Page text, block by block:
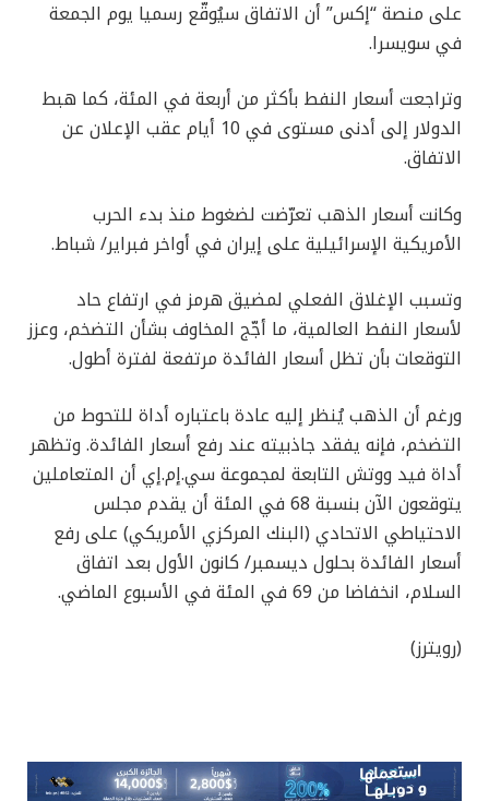
على منصة “إكس” أن الاتفاق سيُوقّع رسميا يوم الجمعة
في سويسرا.
وتراجعت أسعار النفط بأكثر من أربعة في المئة، كما هبط
الدولار إلى أدنى مستوى في 10 أيام عقب الإعلان عن
الاتفاق.
وكانت ‌أسعار الذهب تعرّضت لضغوط منذ بدء الحرب
الأمريكية الإسرائيلية على إيران في أواخر ‌فبراير/ شباط.
وتسبب الإغلاق الفعلي لمضيق هرمز في ارتفاع حاد
لأسعار النفط العالمية، ما أجّج المخاوف بشأن التضخم، وعزز
التوقعات بأن ‌تظل أسعار الفائدة مرتفعة لفترة أطول.
ورغم أن الذهب يُنظر إليه عادة باعتباره أداة للتحوط من
التضخم، فإنه يفقد جاذبيته عند رفع أسعار الفائدة. وتظهر
أداة فيد ووتش التابعة لمجموعة سي.إم.إي أن المتعاملين
يتوقعون الآن بنسبة 68 في المئة أن يقدم مجلس
الاحتياطي الاتحادي (البنك المركزي الأمريكي) على رفع
أسعار الفائدة بحلول ديسمبر/ كانون الأول بعد اتفاق
السلام، انخفاضا من 69 في المئة في الأسبوع الماضي.
(رويترز)